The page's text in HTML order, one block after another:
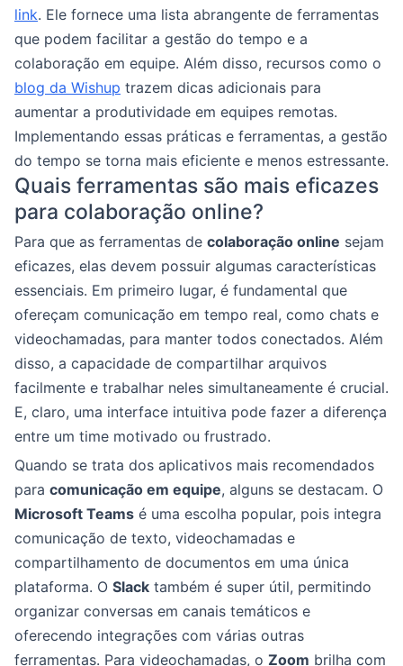
link. Ele fornece uma lista abrangente de ferramentas
que podem facilitar a gestão do tempo e a
colaboração em equipe. Além disso, recursos como o
blog da Wishup trazem dicas adicionais para
aumentar a produtividade em equipes remotas.
Implementando essas práticas e ferramentas, a gestão
do tempo se torna mais eficiente e menos estressante.
Quais ferramentas são mais eficazes
para colaboração online?
Para que as ferramentas de colaboração online sejam
eficazes, elas devem possuir algumas características
essenciais. Em primeiro lugar, é fundamental que
ofereçam comunicação em tempo real, como chats e
videochamadas, para manter todos conectados. Além
disso, a capacidade de compartilhar arquivos
facilmente e trabalhar neles simultaneamente é crucial.
E, claro, uma interface intuitiva pode fazer a diferença
entre um time motivado ou frustrado.
Quando se trata dos aplicativos mais recomendados
para comunicação em equipe, alguns se destacam. O
Microsoft Teams é uma escolha popular, pois integra
comunicação de texto, videochamadas e
compartilhamento de documentos em uma única
plataforma. O Slack também é super útil, permitindo
organizar conversas em canais temáticos e
oferecendo integrações com várias outras
ferramentas. Para videochamadas, o Zoom brilha com